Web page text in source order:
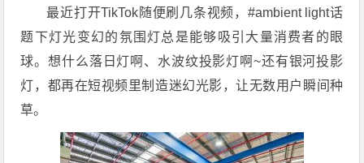
最近打开TikTok随便刷几条视频，#ambient light话
题下灯光变幻的氛围灯总是能够吸引大量消费者的眼
球。想什么落日灯啊、水波纹投影灯啊~还有银河投影
灯，都再在短视频里制造迷幻光影，让无数用户瞬间种
草。